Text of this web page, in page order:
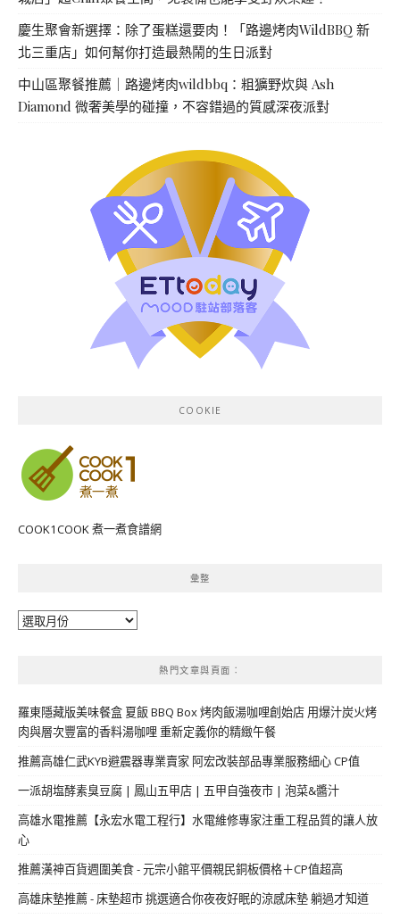
慶生聚會新選擇：除了蛋糕還要肉！「路邊烤肉WildBBQ 新
北三重店」如何幫你打造最熱鬧的生日派對
中山區聚餐推薦｜路邊烤肉wildbbq：粗獷野炊與 Ash
Diamond 微奢美學的碰撞，不容錯過的質感深夜派對
COOKIE
COOK1COOK 煮一煮食譜網
彙整
彙
熱門文章與頁面︰
羅東隱藏版美味餐盒 夏飯 BBQ Box 烤肉飯湯咖哩創始店 用爆汁炭火烤
肉與層次豐富的香料湯咖哩 重新定義你的精緻午餐
推薦高雄仁武KYB避震器專業賣家 阿宏改裝部品專業服務細心 CP值
一派胡塩酵素臭豆腐 | 鳳山五甲店 | 五甲自強夜市 | 泡菜&醬汁
高雄水電推薦【永宏水電工程行】水電維修專家注重工程品質的讓人放
心
推薦漢神百貨週圍美食 - 元宗小館平價親民銅板價格＋CP值超高
高雄床墊推薦 - 床墊超市 挑選適合你夜夜好眠的涼感床墊 躺過才知道